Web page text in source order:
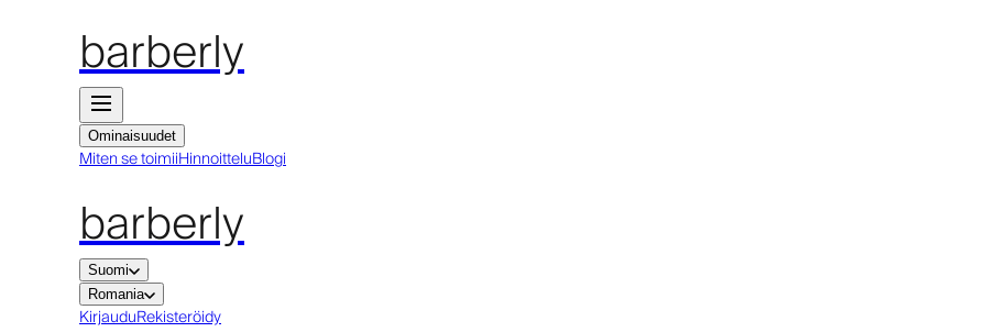
barberly
Ominaisuudet
Miten se toimiiHinnoitteluBlogi
barberly
Suomi
Romania
KirjauduRekisteröidy